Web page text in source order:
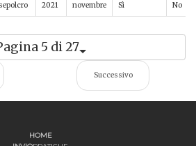
2021 novembre Sì No
5 di 27
Successivo
HOME